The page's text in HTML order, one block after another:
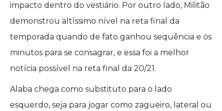
impacto dentro do vestiário. Por outro lado, Militão
demonstrou altíssimo nível na reta final da
temporada quando de fato ganhou sequência e os
minutos para se consagrar, e essa foi a melhor
notícia possível na reta final da 20/21.
Alaba chega como substituto para o lado
esquerdo, seja para jogar como zagueiro, lateral ou